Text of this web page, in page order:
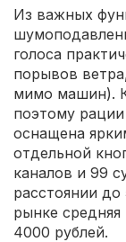
Из важных
голоса
порывов
мимо машин).
поэтому
оснащена
отдельной
каналов и 99
расстоянии
рынке средняя
4000 рублей.